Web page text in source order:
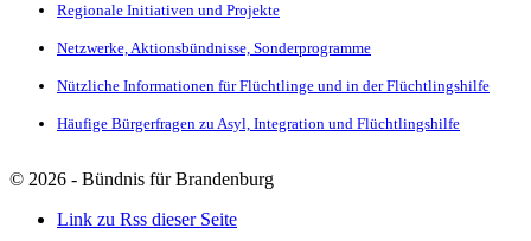
Regionale Initiativen und Projekte
Netzwerke, Aktionsbündnisse, Sonderprogramme
Nützliche Informationen für Flüchtlinge und in der Flüchtlingshilfe
Häufige Bürgerfragen zu Asyl, Integration und Flüchtlingshilfe
© 2026 - Bündnis für Brandenburg
Link zu Rss dieser Seite